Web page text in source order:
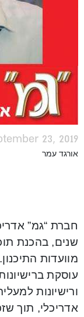
23, 2019
אורגד עמר
חברת “גמ”
שנים, בהכנת
מוועדות
עוסקת
ורישיונות